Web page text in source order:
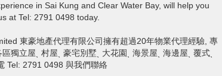
in Sai Kung and Clear Water Bay, will help you
at Tel: 2791 0498 today.
東豪地產代理有限公司擁有超過20年物業代理經驗, 專
獨立屋ˎ 村屋ˎ 豪宅別墅ˎ 大花園ˎ 海景屋ˎ 海邊屋ˎ 覆式ˎ
Tel: 2791 0498 與我們聯絡